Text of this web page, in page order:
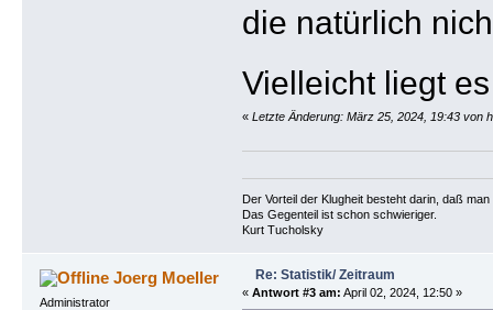
die natürlich
Vielleicht liegt
« Letzte Änderung: März 25, 2024, 19:43 von
Der Vorteil der Klugheit besteht darin, daß
Das Gegenteil ist schon schwieriger.
Kurt Tucholsky
Joerg Moeller
Administrator
Re: Statistik/ Zeitraum
« Antwort #3 am: April 02, 2024, 12:50 »